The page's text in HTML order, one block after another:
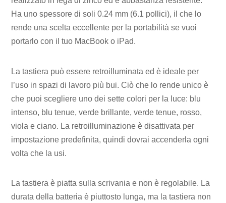
Ha uno spessore di soli 0.24 mm (6.1 pollici), il che lo
rende una scelta eccellente per la portabilità se vuoi
portarlo con il tuo MacBook o iPad.
La tastiera può essere retroilluminata ed è ideale per
l’uso in spazi di lavoro più bui. Ciò che lo rende unico è
che puoi scegliere uno dei sette colori per la luce: blu
intenso, blu tenue, verde brillante, verde tenue, rosso,
viola e ciano. La retroilluminazione è disattivata per
impostazione predefinita, quindi dovrai accenderla ogni
volta che la usi.
La tastiera è piatta sulla scrivania e non è regolabile. La
durata della batteria è piuttosto lunga, ma la tastiera non